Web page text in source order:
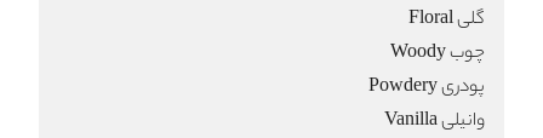
گلی Floral
چوب Woody
پودری Powdery
وانیلی Vanilla